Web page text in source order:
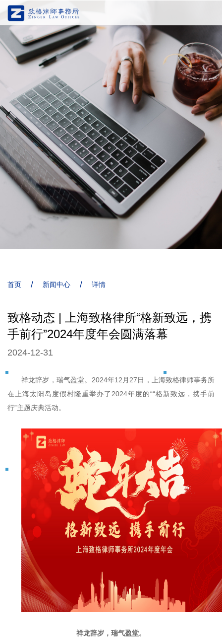
首页 / 新闻中心 / 详情
致格动态 | 上海致格律所“格新致远，携
手前行”2024年度年会圆满落幕
2024-12-31
祥龙辞岁，瑞气盈堂。 2024年12 月 27日，上海致格律师事务所
在上海太阳岛度假村隆重举办了 2024年度的““格新致远，携手前
行”主题庆典活动。
祥龙辞岁，瑞气盈堂。